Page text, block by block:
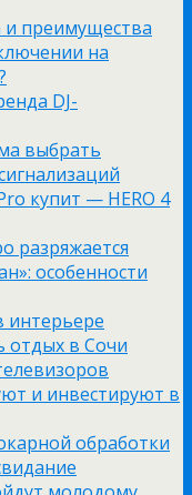
и преимущества
на
DJ-
выбрать
купит — HERO 4
разряжается
особенности
интерьере
отдых в Сочи
и инвестируют в
обработки